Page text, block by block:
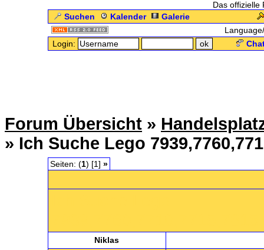
Das offizielle
Suchen
Kalender
Galerie
Login:
Forum Übersicht »
» Ich Suche Lego
Seiten: (1) [1] »
Niklas